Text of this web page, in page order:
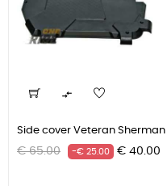

Side cover Veteran Sherman
Grunnpris
€ 65.00 -€ 25.00 Pris
€ 40.00